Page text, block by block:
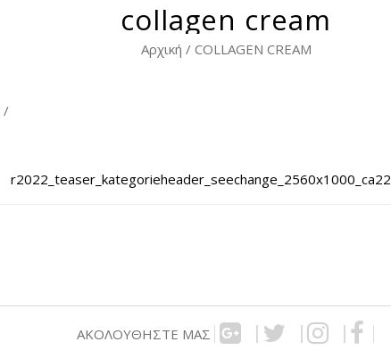
collagen cream
Αρχική / COLLAGEN CREAM
/
r2022_teaser_kategorieheader_seechange_2560x1000_ca22
ΑΚΟΛΟΥΘΉΣΤΕ ΜΑΣ